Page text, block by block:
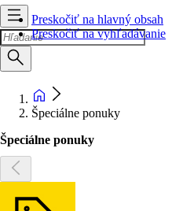
Preskočiť na hlavný obsah
Preskočiť na vyhľadávanie
Špeciálne ponuky
Špeciálne ponuky